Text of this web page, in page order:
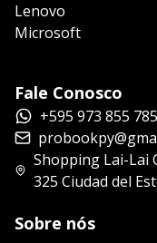
Lenovo
Microsoft
Fale Conosco
+595 973 855 785
Shopping Lai-Lai
325 Ciudad del
Sobre nós